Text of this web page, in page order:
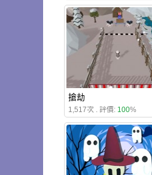
搶劫
1,517次 . 評價: 100%